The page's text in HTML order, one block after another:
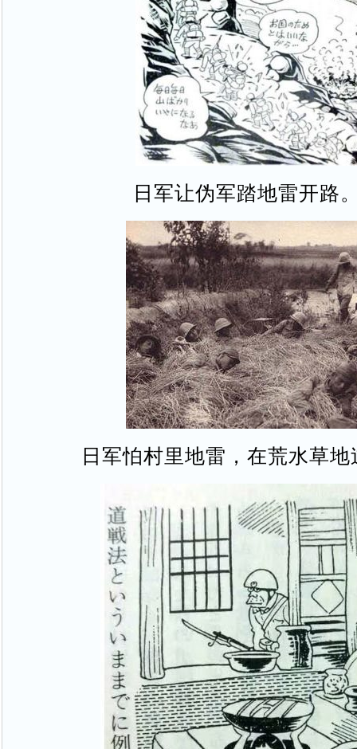
日军让伪军踏地雷开路
日军怕村里地雷，在荒水草地